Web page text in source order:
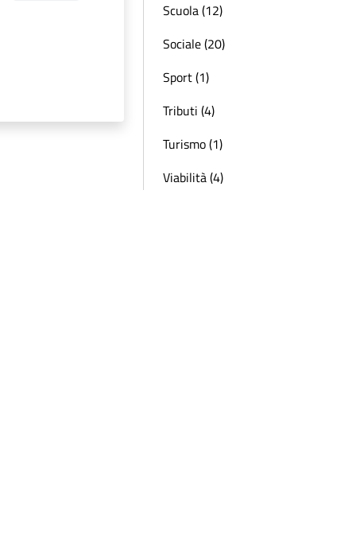
Scuola (12)
Sociale (20)
Sport (1)
Tributi (4)
Turismo (1)
Viabilità (4)